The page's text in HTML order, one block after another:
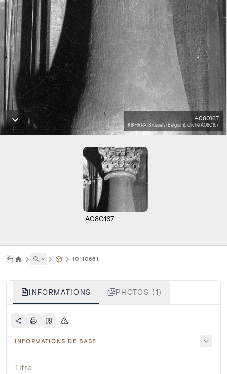
A080167
KIK-IRPA, Brussels (Belgium), cliché A080167
A080167
˅ 10110661
INFORMATIONS PHOTOS (1)
INFORMATIONS DE BASE
Titre